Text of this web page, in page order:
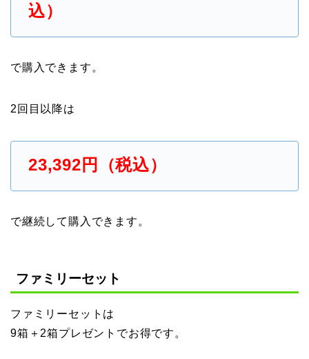
込）
で購入できます。
2回目以降は
23,392円（税込）
で継続して購入できます。
ファミリーセット
ファミリーセットは
9箱＋2箱プレゼントでお得です。